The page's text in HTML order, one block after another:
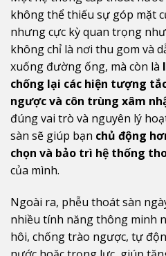
không thể thiếu sự góp mặt
nhưng cực kỳ quan trọng như
không chỉ là nơi thu gom và
xuống đường ống, mà còn là
chống lại các hiện tượng
ngược và côn trùng xâm
đúng vai trò và nguyên lý
sàn sẽ giúp bạn chủ động
chọn và bảo trì hệ thống
của mình.
Ngoài ra, phễu thoát sàn
nhiều tính năng thông minh
hôi, chống trào ngược, tự